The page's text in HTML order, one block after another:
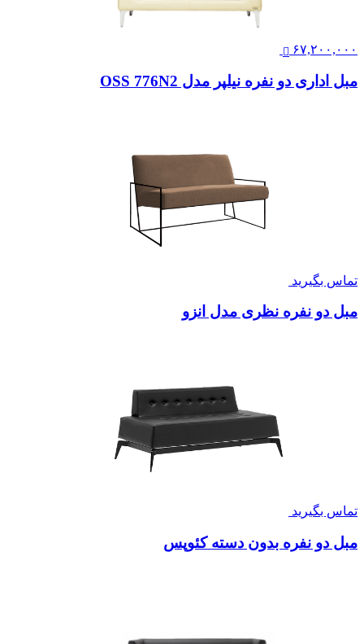
۶۷,۲۰۰,۰۰۰
مبل اداری دو نفره نیلپر مدل OSS 776N2
تماس بگیرید
مبل دو نفره نظری مدل انزو
تماس بگیرید
مبل دو نفره بدون دسته کئوپس